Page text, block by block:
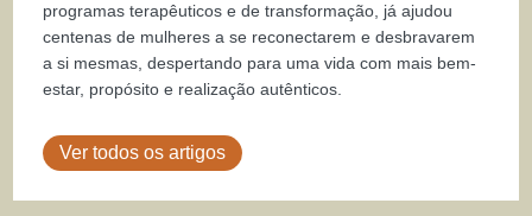
programas terapêuticos e de transformação, já ajudou
centenas de mulheres a se reconectarem e desbravarem
a si mesmas, despertando para uma vida com mais bem-
estar, propósito e realização autênticos.
Ver todos os artigos